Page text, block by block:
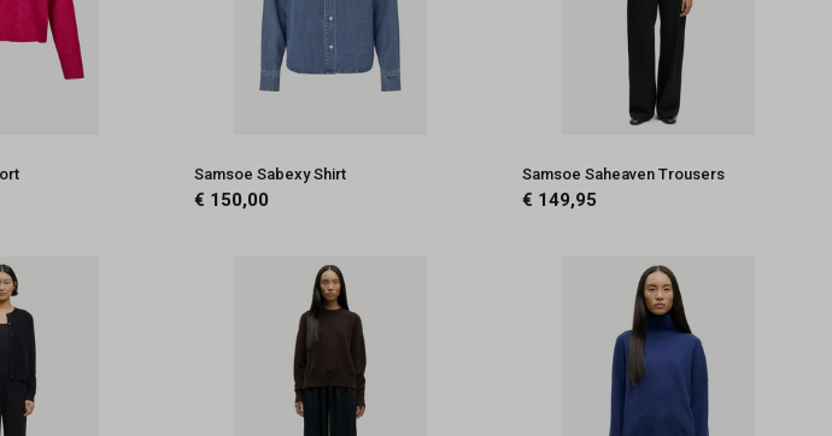
Samsoe Sabexy Shirt
€ 150,00
Samsoe Saheaven Trousers
€ 149,95